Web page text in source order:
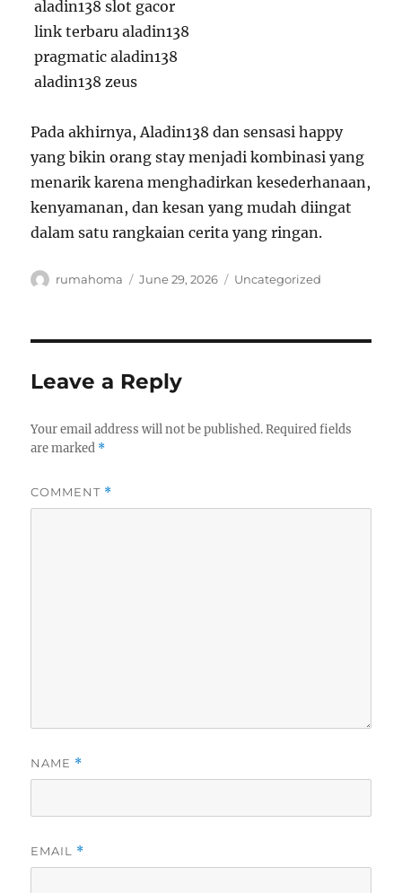
aladin138 slot gacor
link terbaru aladin138
pragmatic aladin138
aladin138 zeus
Pada akhirnya, Aladin138 dan sensasi happy
yang bikin orang stay menjadi kombinasi yang
menarik karena menghadirkan kesederhanaan,
kenyamanan, dan kesan yang mudah diingat
dalam satu rangkaian cerita yang ringan.
Author
rumahoma
Posted
June 29, 2026 Categories
Uncategorized
Leave a Reply
Your email address will not be published. Required fields
are marked *
COMMENT *
NAME *
EMAIL *